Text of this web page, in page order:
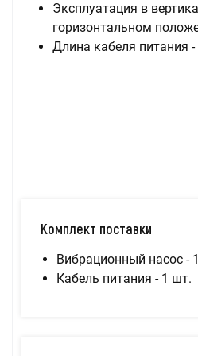
Эксплуатация в
горизонтальном
Длина кабеля питания
Комплект поставки
Вибрационный насос -
Кабель питания - 1 шт.